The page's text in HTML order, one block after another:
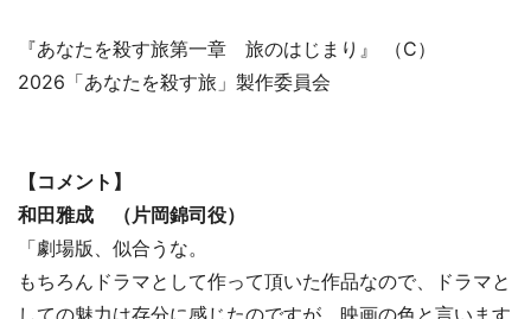
『あなたを殺す旅第一章 旅のはじまり』 （C）
2026「あなたを殺す旅」製作委員会
【コメント】
和田雅成 （片岡錦司役）
「劇場版、似合うな。
もちろんドラマとして作って頂いた作品なので、ドラマと
しての魅力は存分に感じたのですが、映画の色と言います